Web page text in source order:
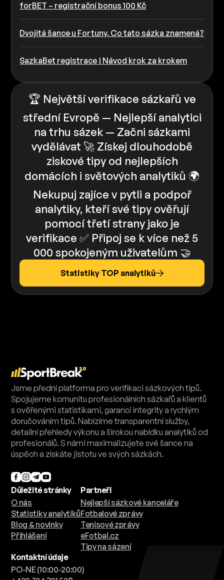
forBET – registrační bonus 100 Kč
Dvojitá šance u Fortuny. Co tato sázka znamená?
SazkaBet registrace | Návod krok za krokem
🏆 Největší verifikace sázkařů ve
střední Evropě — Nejlepší analytici
na trhu sázek — Začni sázkami
vydělávat 🚀 Získej dlouhodobě
ziskové tipy od nejlepších
domácích i světových analytiků 🌍
Nekupuj zajíce v pytli a podpoř
analytiky, kteří své tipy ověřují
pomocí třetí strany jako je
verifikace ✅️️ Připoj se k více než 5
000 spokojeným uživatelům 🤝
Statistiky TOP analytiků
Jsme přední platforma pro verifikaci sázkových tipů.
Spojujeme komunitu profesionálních sázkařů a klientů
s ověřenými statistikami, garancí integrity a rychlým
doručováním tipů. Nabízíme transparentní služby,
detailní přehledy výkonu a širokou nabídku analytiků od
profesionálů. S námi maximalizujete své šance na
úspěch a získáte jistotu ve svých sázkách.
Důležité stránky
O nás
Statistiky analytiků
Blog & novinky
Přihlášení
Partneři
Nejlepší sázkové kanceláře
Fotbalové zprávy
Tenisové zprávy
eFotbal.cz
Tipy na sázení
Kontaktní údaje
PO-NE (10:00-20:00)